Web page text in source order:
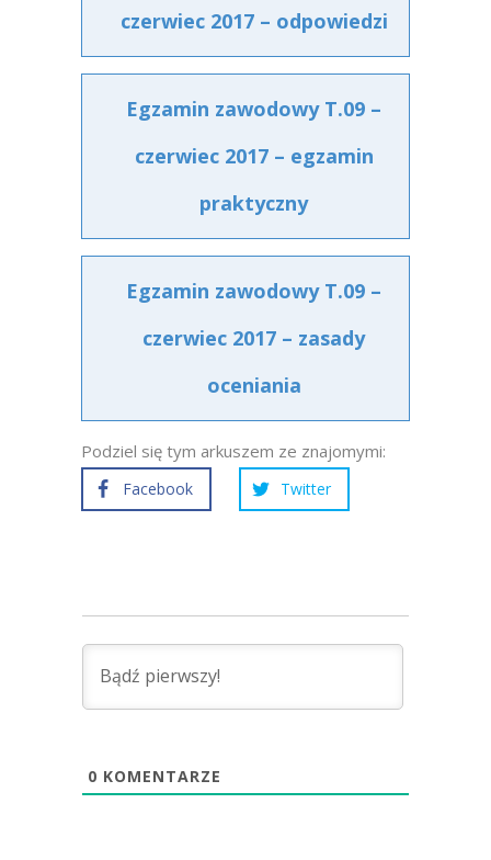
czerwiec 2017 – odpowiedzi
Egzamin zawodowy T.09 –
czerwiec 2017 – egzamin
praktyczny
Egzamin zawodowy T.09 –
czerwiec 2017 – zasady
oceniania
Podziel się tym arkuszem ze znajomymi:
Facebook Twitter
0 KOMENTARZE